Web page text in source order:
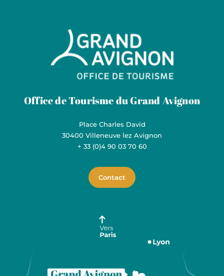
Grand Avignon Tourisme
Office de Tourisme du Grand Avignon
Place Charles David
30400 Villeneuve lez Avignon
+ 33 (0)4 90 03 70 60
Contact